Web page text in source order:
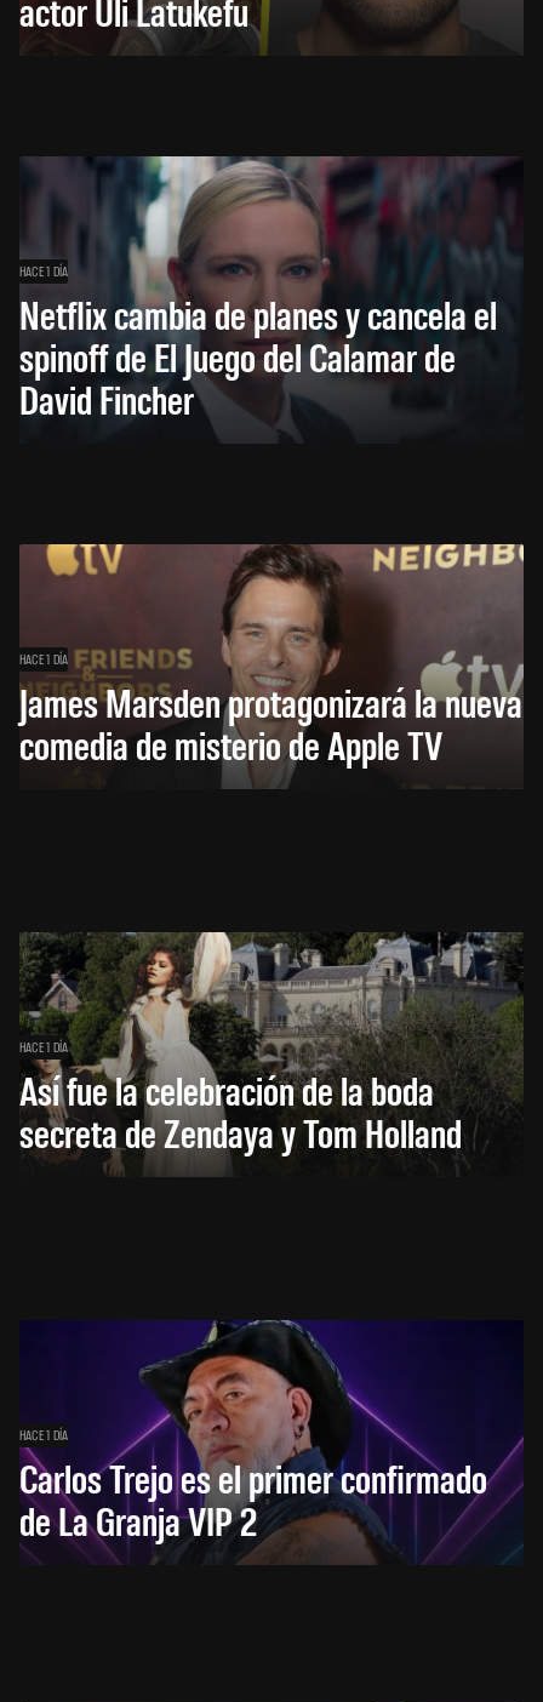
actor Uli Latukefu
HACE 1 DÍA
Netflix cambia de planes y cancela el
spinoff de El Juego del Calamar de
David Fincher
HACE 1 DÍA
James Marsden protagonizará la nueva
comedia de misterio de Apple TV
HACE 1 DÍA
Así fue la celebración de la boda
secreta de Zendaya y Tom Holland
HACE 1 DÍA
Carlos Trejo es el primer confirmado
de La Granja VIP 2